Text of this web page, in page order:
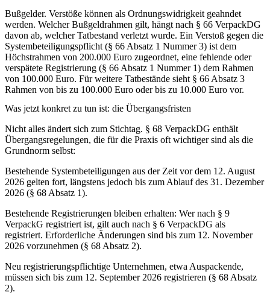
Bußgelder. Verstöße können als Ordnungswidrigkeit geahndet
werden. Welcher Bußgeldrahmen gilt, hängt nach § 66 VerpackDG
davon ab, welcher Tatbestand verletzt wurde. Ein Verstoß gegen die
Systembeteiligungspflicht (§ 66 Absatz 1 Nummer 3) ist dem
Höchstrahmen von 200.000 Euro zugeordnet, eine fehlende oder
verspätete Registrierung (§ 66 Absatz 1 Nummer 1) dem Rahmen
von 100.000 Euro. Für weitere Tatbestände sieht § 66 Absatz 3
Rahmen von bis zu 100.000 Euro oder bis zu 10.000 Euro vor.
Was jetzt konkret zu tun ist: die Übergangsfristen
Nicht alles ändert sich zum Stichtag. § 68 VerpackDG enthält
Übergangsregelungen, die für die Praxis oft wichtiger sind als die
Grundnorm selbst:
Bestehende Systembeteiligungen aus der Zeit vor dem 12. August
2026 gelten fort, längstens jedoch bis zum Ablauf des 31. Dezember
2026 (§ 68 Absatz 1).
Bestehende Registrierungen bleiben erhalten: Wer nach § 9
VerpackG registriert ist, gilt auch nach § 6 VerpackDG als
registriert. Erforderliche Änderungen sind bis zum 12. November
2026 vorzunehmen (§ 68 Absatz 2).
Neu registrierungspflichtige Unternehmen, etwa Auspackende,
müssen sich bis zum 12. September 2026 registrieren (§ 68 Absatz
2).